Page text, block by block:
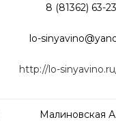
8 (81362) 63-
lo-sinyavino@
http://lo-
Малиновская